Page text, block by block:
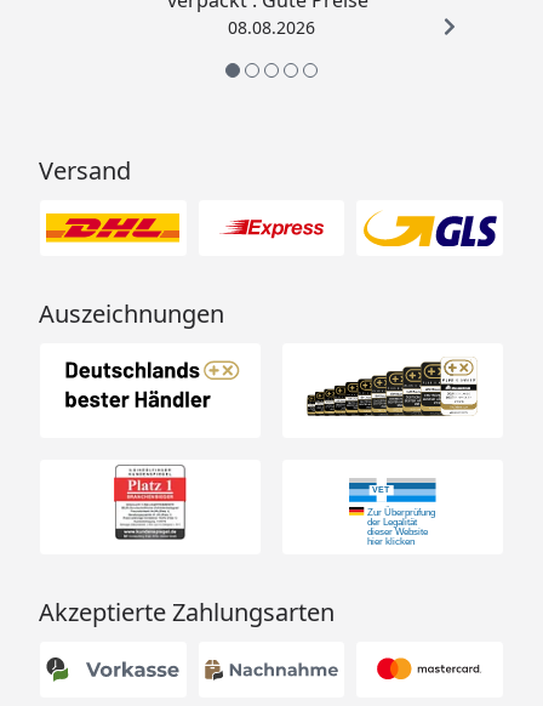
08.08.2026
Versand
Auszeichnungen
Akzeptierte Zahlungsarten